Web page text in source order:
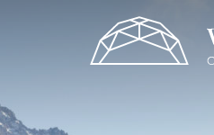
Séminaires & Events
Wellnest Retreats